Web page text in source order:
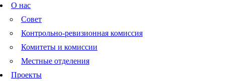
О нас
Совет
Контрольно-ревизионная комиссия
Комитеты и комиссии
Местные отделения
Проекты